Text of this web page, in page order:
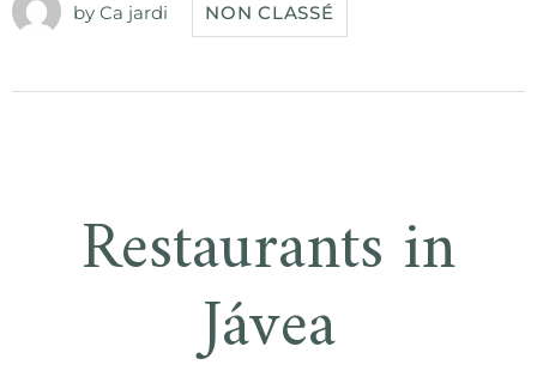
by Ca jardi NON CLASSÉ
Restaurants in
Jávea